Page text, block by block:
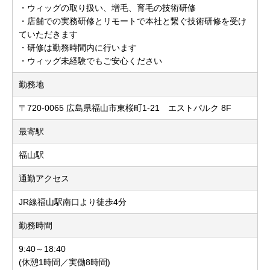
・ウィッグの取り扱い、増毛、育毛の技術研修
・店舗での実務研修とリモートで本社と繋ぐ技術研修を受け
ていただきます
・研修は勤務時間内に行います
・ウィッグ未経験でもご安心ください
勤務地
〒720-0065 広島県福山市東桜町1-21 エストパルク 8F
最寄駅
福山駅
通勤アクセス
JR線福山駅南口より徒歩4分
勤務時間
9:40～18:40
(休憩1時間／実働8時間)